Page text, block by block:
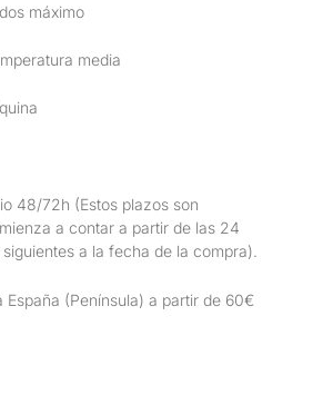
máximo
media
48/72h (Estos plazos son
a contar a partir de las 24
a la fecha de la compra).
España (Península) a partir de 60€